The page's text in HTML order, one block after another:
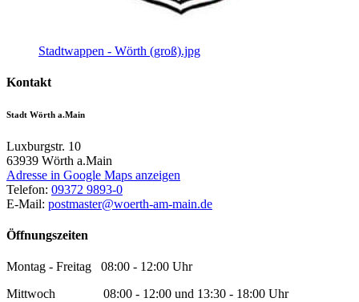
Stadtwappen - Wörth (groß).jpg
Kontakt
Stadt Wörth a.Main
Luxburgstr. 10
63939 Wörth a.Main
Adresse in Google Maps anzeigen
Telefon: 09372 9893-0
E-Mail: postmaster@woerth-am-main.de
Öffnungszeiten
Montag - Freitag 08:00 - 12:00 Uhr
Mittwoch 08:00 - 12:00 und 13:30 - 18:00 Uhr